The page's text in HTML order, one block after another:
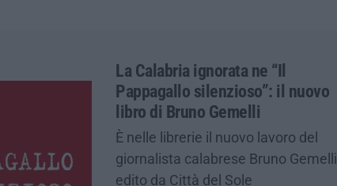
La Calabria ignorata ne “Il
Pappagallo silenzioso”: il nuovo
libro di Bruno Gemelli
È nelle librerie il nuovo lavoro del
giornalista calabrese Bruno Gemelli
edito da Città del Sole